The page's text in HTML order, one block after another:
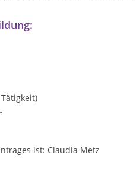
ist: Claudia Metz